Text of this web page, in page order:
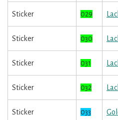
Sticker 029
Sticker 030
Sticker 031
Sticker 032
Sticker 033